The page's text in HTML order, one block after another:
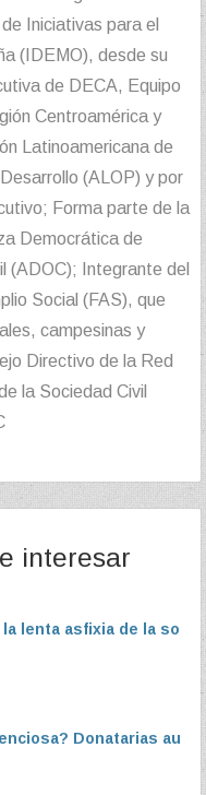
Iniciativas para el
(IDEMO), desde su
de DECA, Equipo
Centroamérica y
Latinoamericana de
(ALOP) y por
Forma parte de la
Democrática de
(ADOC); Integrante del
Social (FAS), que
campesinas y
Directivo de la Red
la Sociedad Civil
interesar
lenta asfixia de la
Donatarias